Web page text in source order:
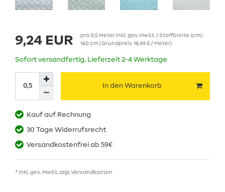
9,24 EUR pro0,5 Meterinkl. ges. MwSt. ( Stoffbreite (cm):
160 cm | Grundpreis 18,49 € / Meter)
Sofort versandfertig, Lieferzeit 2-4 Werktage
In den Warenkorb
Kauf auf Rechnung
30 Tage Widerrufsrecht
Versandkostenfrei ab 59€
* inkl. ges. MwSt. zzgl. Versandkosten